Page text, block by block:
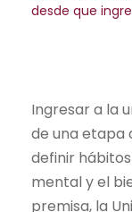
desde que
Ingresar a la
de una etapa
definir
mental y el
premisa, la